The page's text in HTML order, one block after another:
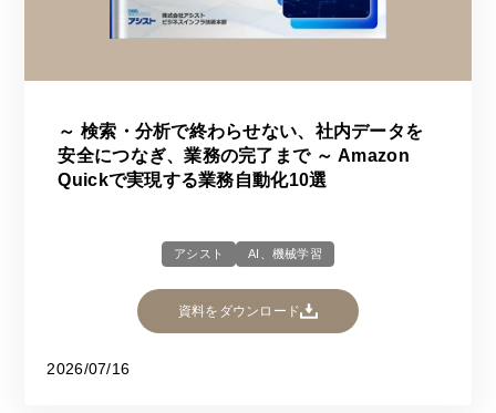
～ 検索・分析で終わらせない、社内データを
安全につなぎ、業務の完了まで ～ Amazon
Quickで実現する業務自動化10選
アシスト AI、機械学習
資料をダウンロード
2026/07/16